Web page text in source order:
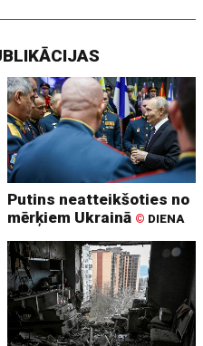
Putins neatteikšoties no
mērķiem Ukrainā © DIENA